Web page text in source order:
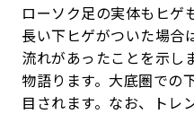
ローソク足の実体もヒゲ
長い下ヒゲがついた場合
流れがあったことを示し
物語ります。大底圏での
目されます。なお、トレ